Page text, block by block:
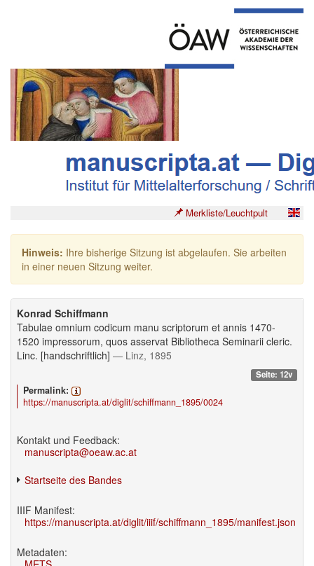
Merkliste/Leuchtpult
Hinweis: Ihre bisherige Sitzung ist abgelaufen. Sie arbeiten
in einer neuen Sitzung weiter.
Konrad Schiffmann
Tabulae omnium codicum manu scriptorum et annis 1470-
1520 impressorum, quos asservat Bibliotheca Seminarii cleric.
Linc. [handschriftlich] — Linz, 1895
Seite: 12v
Permalink:
https://manuscripta.at/diglit/schiffmann_1895/0024
Kontakt und Feedback:
manuscripta@oeaw.ac.at
Startseite des Bandes
IIIF Manifest:
https://manuscripta.at/diglit/iiif/schiffmann_1895/manifest.json
Metadaten: